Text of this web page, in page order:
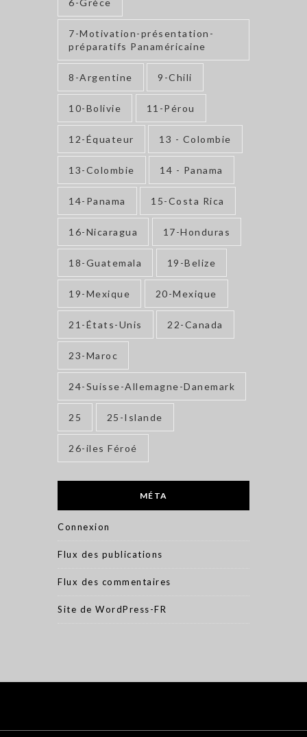
6-Grèce
7-Motivation-présentation-
préparatifs Panaméricaine
8-Argentine 9-Chili
10-Bolivie 11-Pérou
12-Équateur 13 - Colombie
13-Colombie 14 - Panama
14-Panama 15-Costa Rica
16-Nicaragua 17-Honduras
18-Guatemala 19-Belize
19-Mexique 20-Mexique
21-États-Unis 22-Canada
23-Maroc
24-Suisse-Allemagne-Danemark
25 25-Islande
26-iles Féroé
MÉTA
Connexion
Flux des publications
Flux des commentaires
Site de WordPress-FR